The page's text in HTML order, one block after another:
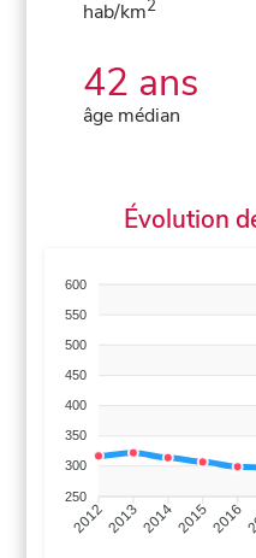
hab/km2
42 ans
âge médian
Évolution
600
550
500
450
400
350
300
250
20122013201420152016